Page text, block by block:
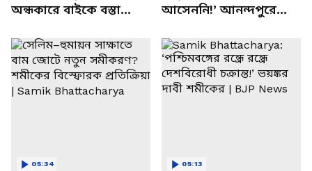
অন্ধকারে বাইকে বস্তা
চত্বরে তাণ্ডব
আসেননি!’ আনন্দপুরে
খোলসা করলেন শুভেন্দু
05:34 05:13